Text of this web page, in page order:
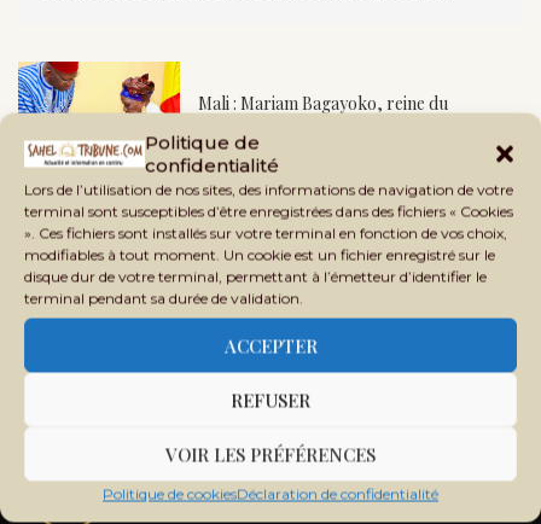
Politique de
confidentialité
Lors de l’utilisation de nos sites, des informations de navigation de votre
terminal sont susceptibles d’être enregistrées dans des fichiers « Cookies
». Ces fichiers sont installés sur votre terminal en fonction de vos choix,
modifiables à tout moment. Un cookie est un fichier enregistré sur le
disque dur de votre terminal, permettant à l’émetteur d’identifier le
terminal pendant sa durée de validation.
ACCEPTER
REFUSER
VOIR LES PRÉFÉRENCES
Politique de cookiesDéclaration de confidentialité
Mali : Mariam Bagayoko, reine du
de...
La chorégraphie du vivre-ensemble : la
fanfare du Prytanée militaire en scène
pour la...